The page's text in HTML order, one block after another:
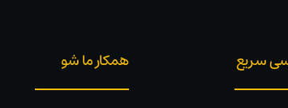
سریع همکار ما شو